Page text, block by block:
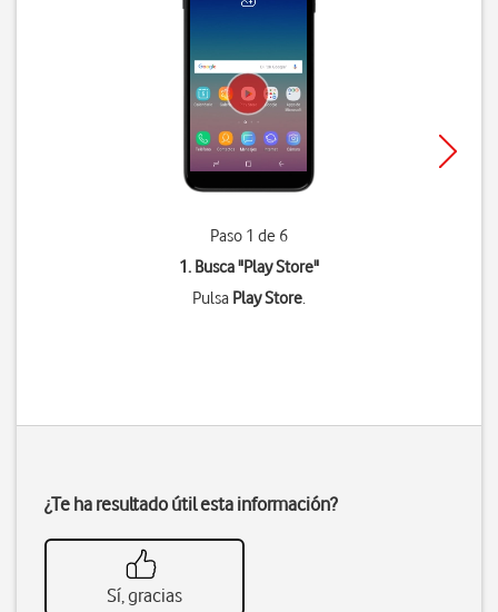
Paso 1 de 6
1. Busca "Play Store"
Pulsa Play Store.
¿Te ha resultado útil esta información?
Sí, gracias